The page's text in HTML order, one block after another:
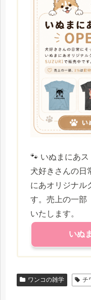
🐾 いぬまにあス
犬好きさんの日
にあオリジナル
す。売上の一部
いたします。
いぬ
ワンコの雑学 チ